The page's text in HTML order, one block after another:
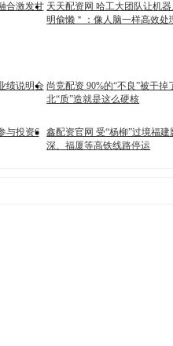
合激发甘 天天配资网 哈工大团队让机
明偷懒＂：像人脑一样高效处
绩说明会 尚竞配资 90%的“不良”被干掉
北“质”造就是这么硬核
与投资6
鑫配资官网 受“杨柳”过境福
深、福厦等高铁线路停运